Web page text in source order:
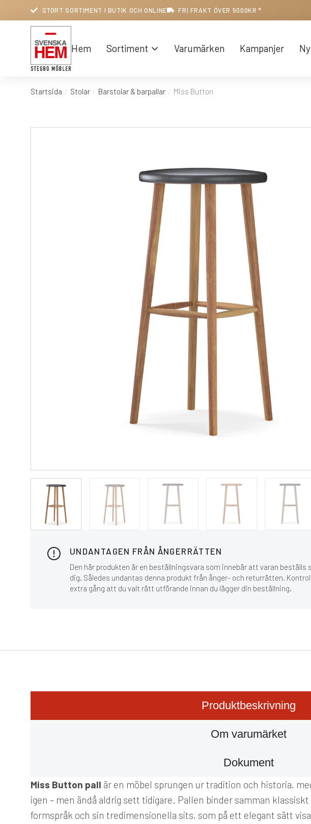
STORT SORTIMENT I BUTIK OCH ONLINE FRI FRAKT ÖVER 5000KR *
Hem Sortiment Varumärken Kampanjer
Du är här:
Startsida Stolar Barstolar & barpallar Miss Button
UNDANTAGEN FRÅN ÅNGERRÄTTEN
Den här produkten är en beställningsvara som innebär att varan
dig. Således undantas denna produkt från ånger- och returrätten.
extra gång att du valt rätt utförande innan du lägger din beställning.
Produktbeskrivning
Om varumärket
Dokument
Miss Button pall är en möbel sprungen ur tradition och historia,
igen – men ändå aldrig sett tidigare. Pallen binder samman
formspråk och sin tredimensionella sits, som på ett elegant sätt